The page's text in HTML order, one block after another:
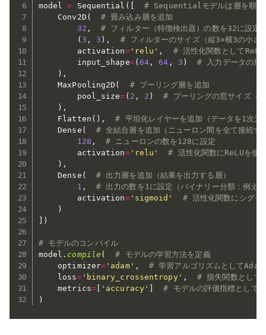
model = Sequential (
# Sequentialモデルは層を順番
    Conv2D
(
# 畳み込み層を追加
32 ,
# フィルター（特徴検出器）の数を32に設定
( 3 , 3 ) ,
# フィルターのサイズ（縦3×横3の小さ
        activation
='relu' ,
# 活性化関数として
        input_shape
=( 64 , 64 , 3 )
# 入力データの形
) ,
    MaxPooling2D
(
# プーリング層を追加
        pool_size
= ( 2 , 2 )
# プーリングの窓サイズ（
) ,
    Flatten
( ) ,
# 平坦化レイヤーを追加（データを1次元
    Dense
(
# 全結合層を追加（ニューロン間を全て接続す
128 ,
# ニューロンの数を128に設定
        activation
='relu'
# 活性化関数にReLUを使
) ,
    Dense
(
# 出力層を追加（結果を出力する層）
1 ,
# 出力の数を1に設定（バイナリー分類：例え
        activation
='sigmoid'
# 活性化関数にシグモ
)
)
# モデルのコンパイル
model . compile (
# モデルの学習方法を定義
    optimizer
= 'adam' ,
# 学習アルゴリズムとして
    loss
='binary_crossentropy' ,
# 損失関数として
    metrics
=[ 'accuracy'
# モデルの評価指標として
)